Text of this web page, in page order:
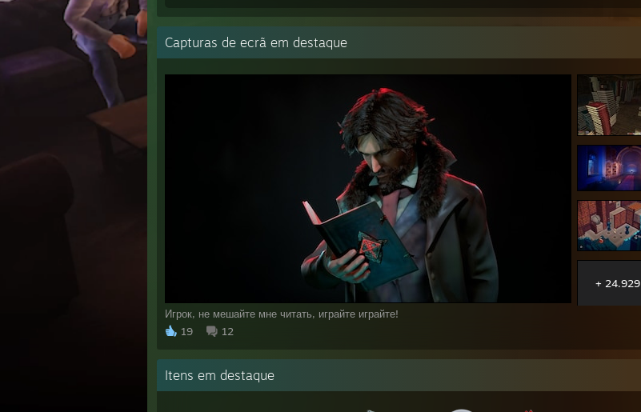
Capturas de ecrã em destaque
Игрок, не мешайте мне читать, играйте играйте!
19
12
+ 24.929
Itens em destaque